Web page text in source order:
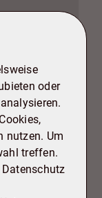
oder
nutzen. Um
treffen.